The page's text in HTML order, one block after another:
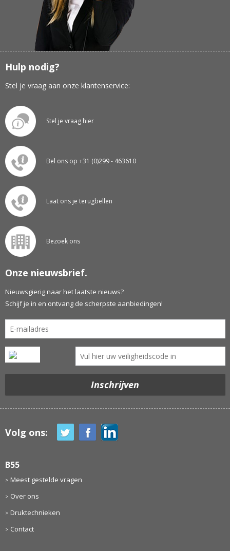
Hulp nodig?
Stel je vraag aan onze klantenservice:
Stel je vraag hier
Bel ons op +31 (0)299 - 463610
Laat ons je terugbellen
Bezoek ons
Onze nieuwsbrief.
Nieuwsgierig naar het laatste nieuws?
Schijf je in en ontvang de scherpste aanbiedingen!
Volg ons:
B55
Meest gestelde vragen
Over ons
Druktechnieken
Contact